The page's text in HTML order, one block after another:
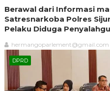
Berawal dari Informasi
Satresnarkoba Polres
Pelaku Diduga
hermangoparlement@gmail.com
DPRD